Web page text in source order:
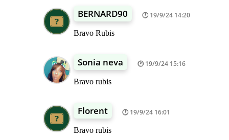
BERNARD90 19/9/24 14:20
Bravo Rubis
Sonia neva 19/9/24 15:16
Bravo rubis
Florent 19/9/24 16:01
Bravo rubis